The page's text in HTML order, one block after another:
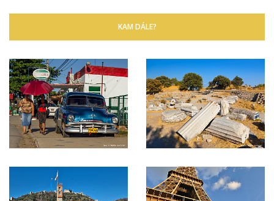
KAM DÁLE?